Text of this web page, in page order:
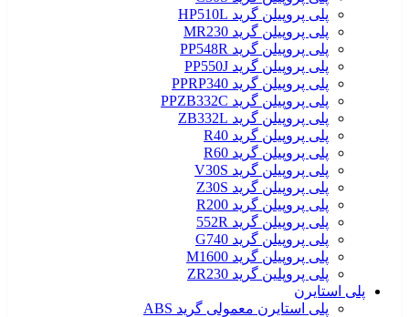
پلی پروپیلن گرید HP510L
پلی پروپیلن گرید MR230
پلی پروپیلن گرید PP548R
پلی پروپیلن گرید PP550J
پلی پروپیلن گرید PPRP340
پلی پروپیلن گرید PPZB332C
پلی پروپیلن گرید ZB332L
پلی پروپیلن گرید R40
پلی پروپیلن گرید R60
پلی پروپیلن گرید V30S
پلی پروپیلن گرید Z30S
پلی پروپیلن گرید R200
پلی پروپیلن گرید 552R
پلی پروپیلن گرید G740
پلی پروپیلن گرید M1600
پلی پروپلین گرید ZR230
پلی استایرن
پلی استایرن معمولی گرید ABS